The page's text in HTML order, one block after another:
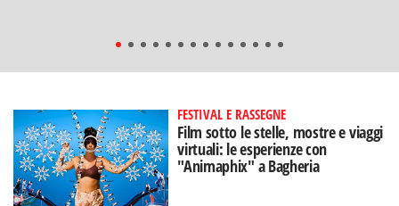
FESTIVAL E RASSEGNE
Film sotto le stelle, mostre e viaggi
virtuali: le esperienze con
"Animaphix" a Bagheria